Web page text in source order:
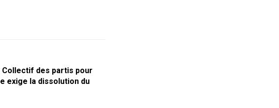
Collectif des partis pour
exige la dissolution du